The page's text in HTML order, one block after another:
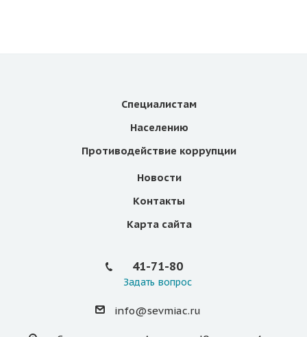
Специалистам
Населению
Противодействие коррупции
Новости
Контакты
Карта сайта
41-71-80
Задать вопрос
info@sevmiac.ru